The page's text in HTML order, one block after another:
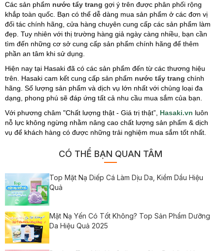
Các sản phẩm nước tẩy trang gợi ý trên được phân phối rộng
khắp toàn quốc. Bạn có thể dễ dàng mua sản phẩm ở các đơn vị
đối tác chính hãng, cửa hàng chuyên cung cấp các sản phẩm làm
đẹp. Tuy nhiên với thị trường hàng giả ngày càng nhiều, bạn cần
tìm đến những cơ sở cung cấp sản phẩm chính hãng để thêm
phần an tâm khi sử dụng.
Hiện nay tại Hasaki đã có các sản phẩm đến từ các thương hiệu
trên. Hasaki cam kết cung cấp sản phẩm nước tẩy trang chính
hãng. Số lượng sản phẩm và dịch vụ lớn nhất với chủng loại đa
dạng, phong phú sẽ đáp ứng tất cả nhu cầu mua sắm của bạn.
Với phương châm "Chất lượng thật - Giá trị thật”, Hasaki.vn luôn
nỗ lực không ngừng nhằm nâng cao chất lượng sản phẩm & dịch
vụ để khách hàng có được những trải nghiệm mua sắm tốt nhất.
CÓ THỂ BẠN QUAN TÂM
Top Mặt Nạ Diếp Cá Làm Dịu Da, Kiềm Dầu Hiệu
Quả
Mặt Nạ Yến Có Tốt Không? Top Sản Phẩm Dưỡng
Da Hiệu Quả 2025